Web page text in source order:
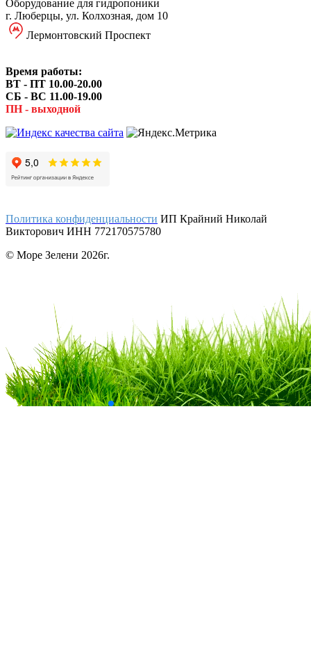
Оборудование для гидропоники
г. Люберцы, ул. Колхозная, дом 10
Лермонтовский Проспект
Время работы:
ВТ - ПТ 10.00-20.00
СБ - ВС 11.00-19.00
ПН - выходной
Политика конфиденциальности ИП Крайний Николай
Викторович ИНН 772170575780
© Море Зелени 2026г.